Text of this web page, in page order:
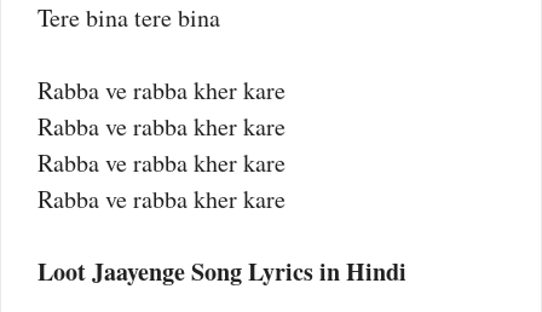
Tere bina tere bina
Rabba ve rabba kher kare
Rabba ve rabba kher kare
Rabba ve rabba kher kare
Rabba ve rabba kher kare
Loot Jaayenge Song Lyrics in Hindi